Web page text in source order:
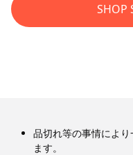
SHOP
品切れ等の事情によ
ます。